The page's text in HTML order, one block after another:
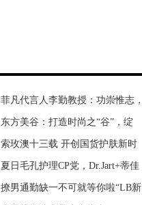
菲凡代言人李勤教授：功崇惟志，
东方美谷：打造时尚之“谷”，绽
索玫澳十三载 开创国货护肤新时
夏日毛孔护理CP党，Dr.Jart+蒂佳
撩男通勤缺一不可就等你啦“LB新
《正是青春璀璨时》央八开播 激
《我怕来不及》5月5日湖北播出
《产科医生》湖北开播 佟丽娅王
《鸡毛飞上天》湖北播出 张译殷
《老酒馆》湖北开播 侠气英雄汇